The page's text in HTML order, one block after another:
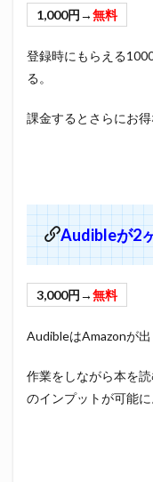
1,000円→無料
登録時にもらえる
る。
課金するとさらにお
Audibleが2
3,000円→無料
AudibleはAmazonが
作業をしながら本を
のインプットが可能に